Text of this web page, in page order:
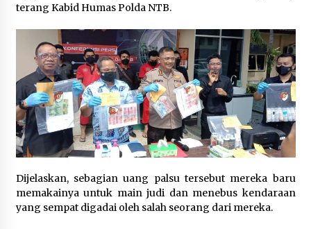
terang Kabid Humas Polda NTB.
Dijelaskan, sebagian uang palsu tersebut mereka baru
memakainya untuk main judi dan menebus kendaraan
yang sempat digadai oleh salah seorang dari mereka.